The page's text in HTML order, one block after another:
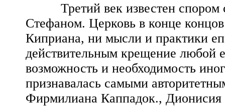
Третий век известен спором
Стефаном. Церковь в конце
Киприана, ни мысли и практики
действительным крещение любой
возможность и необходимость
признавалась самыми
Фирмилиана Каппадок., Дионисия